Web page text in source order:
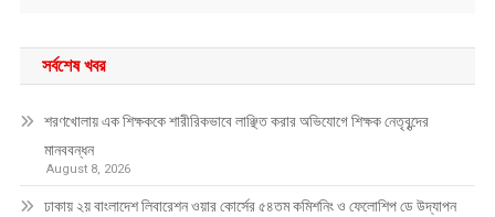
সর্বশেষ খবর
শরণখোলায় এক শিক্ষককে শারীরিকভাবে লাঞ্ছিত করার অভিযোগে শিক্ষক নেতৃবৃন্দের
মানববন্ধন
August 8, 2026
ঢাকায় ২য় বাংলাদেশ লিবারেশন ওয়ার কোর্সের ৫৪তম কমিশনিং ও ফেলোশিপ ডে উদ্‌যাপন